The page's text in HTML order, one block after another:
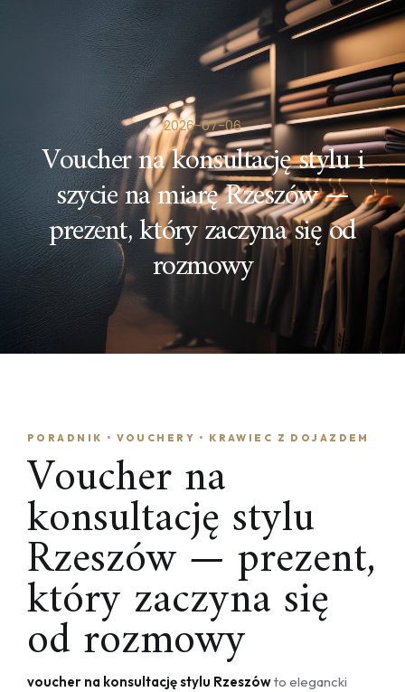
2026-07-06
Voucher na konsultację stylu i
szycie na miarę Rzeszów —
prezent, który zaczyna się od
rozmowy
PORADNIK • VOUCHERY • KRAWIEC Z DOJAZDEM
Voucher na
konsultację stylu
Rzeszów — prezent,
który zaczyna się
od rozmowy
voucher na konsultację stylu Rzeszówto elegancki